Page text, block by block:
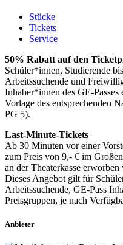
Stücke
Tickets
Service
50% Rabatt auf den
Schüler*innen, Studierende
Arbeitssuchende und
Inhaber*innen des GE-
Vorlage des entsprechenden
PG 5).
Last-Minute-Tickets
Ab 30 Minuten vor einer
zum Preis von 9,- € im
an der Theaterkasse erworben
Dieses Angebot gilt für
Arbeitssuchende, GE-Pass
Preisgruppen, je nach
Anbieter